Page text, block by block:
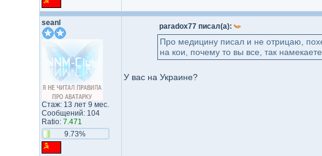
seanl
Стаж: 13 лет 9 мес.
Сообщений: 104
Ratio: 7.471
9.73%
paradox77 писал(а):
Про медицину писал и не отрицаю,
на кои, почему то вы все, так
У вас на Украине?